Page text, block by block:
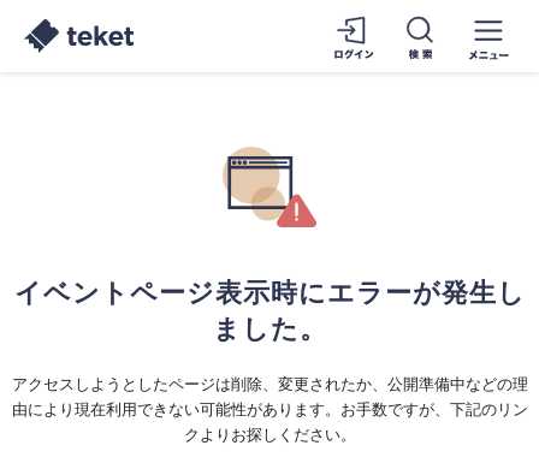
イベントページ表示時にエラーが発生し
ました。
アクセスしようとしたページは削除、変更されたか、公開準備中などの理
由により現在利用できない可能性があります。お手数ですが、下記のリン
クよりお探しください。